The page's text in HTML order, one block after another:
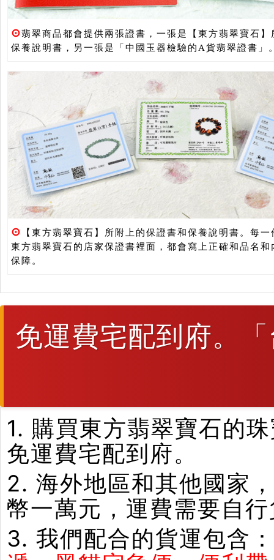
⊙翡翠商品都會提供兩張證書，一張是【東方翡翠寶石
保養說明書，另一張是「中國玉器檢驗的A貨翡翠證書」
⊙
【東方翡翠寶石】所附上的保證書和保養說明書。每
東方翡翠寶石的店家保證書裡面，都會寫上正確和品名
保障。
免運費宅配到府。
1. 購買東方翡翠寶石的
免運費宅配到府。
2. 海外地區和其他國家
幣一萬元，運費需要自
3. 我們配合的貨運包含：